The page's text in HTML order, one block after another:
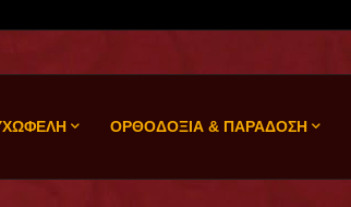
ΟΡΘΟΔΟΞΙΑ & ΠΑΡΑΔΟΣΗ